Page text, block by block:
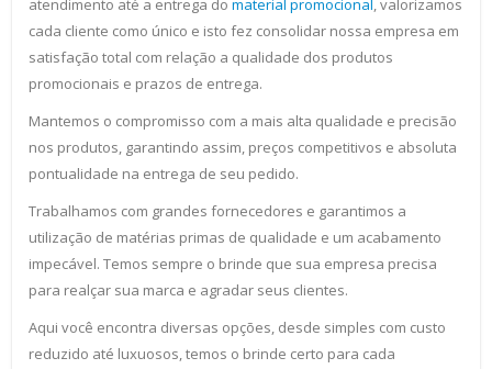
atendimento até a entrega do material promocional , valorizamos
cada cliente como único e isto fez consolidar nossa empresa em
satisfação total com relação a qualidade dos produtos
promocionais e prazos de entrega.
Mantemos o compromisso com a mais alta qualidade e precisão
nos produtos, garantindo assim, preços competitivos e absoluta
pontualidade na entrega de seu pedido.
Trabalhamos com grandes fornecedores e garantimos a
utilização de matérias primas de qualidade e um acabamento
impecável. Temos sempre o brinde que sua empresa precisa
para realçar sua marca e agradar seus clientes.
Aqui você encontra diversas opções, desde simples com custo
reduzido até luxuosos, temos o brinde certo para cada